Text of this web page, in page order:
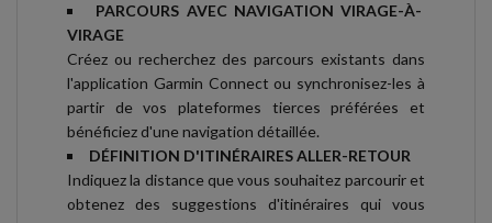
PARCOURS AVEC NAVIGATION VIRAGE-À-
VIRAGE
Créez ou recherchez des parcours existants dans
l'application Garmin Connect ou synchronisez-les à
partir de vos plateformes tierces préférées et
bénéficiez d'une navigation détaillée.
DÉFINITION D'ITINÉRAIRES ALLER-RETOUR
Indiquez la distance que vous souhaitez parcourir et
obtenez des suggestions d'itinéraires qui vous